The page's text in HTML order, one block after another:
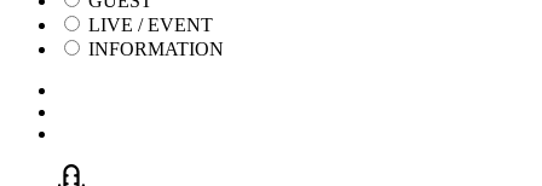
LIVE / EVENT
INFORMATION